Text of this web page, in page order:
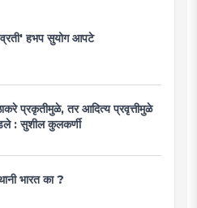
हभप सुयोग आपटे
प्रकृतीमुळे, तर आदित्य प्रवृत्तीमुळे
: सुशील कुलकर्णी
भारत का ?